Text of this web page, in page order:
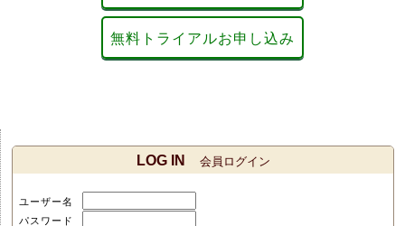
無料トライアルお申し込み
LOG IN 会員ログイン
ユーザー名
パスワード